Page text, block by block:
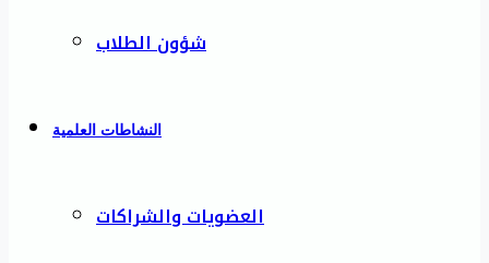
شؤون الطلاب
النشاطات العلمية
العضويات والشراكات